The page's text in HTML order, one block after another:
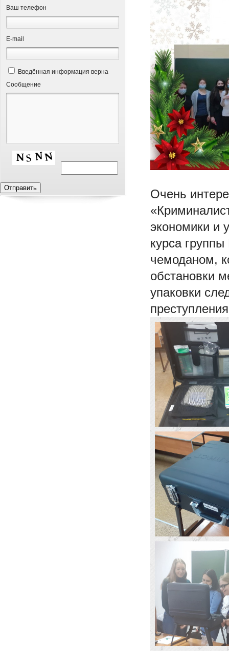
Ваш телефон
Е-mail
Введённая информация верна
Сообщение
Очень
экономики и
курса
чемоданом,
обстановки
упаковки